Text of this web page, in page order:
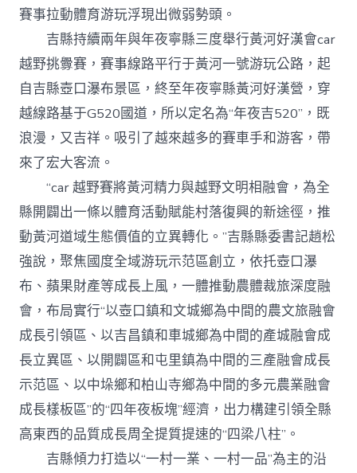
賽事拉動體育游玩浮現出微弱勢頭。
吉縣持續兩年與年夜寧縣三度舉行黃河好漢會car
越野挑釁賽，賽事線路平行于黃河一號游玩公路，起
自吉縣壺口瀑布景區，終至年夜寧縣黃河好漢營，穿
越線路基于G520國道，所以定名為“年夜吉520”，既
浪漫，又吉祥。吸引了越來越多的賽車手和游客，帶
來了宏大客流。
“car 越野賽將黃河精力與越野文明相融會，為全
縣開闢出一條以體育活動賦能村落復興的新途徑，推
動黃河道域生態價值的立異轉化。”吉縣縣委書記趙松
強說，聚焦國度全域游玩示范區創立，依托壺口瀑
布、蘋果財產等成長上風，一體推動農體裁旅深度融
會，布局實行“以壺口鎮和文城鄉為中間的農文旅融會
成長引領區、以吉昌鎮和車城鄉為中間的產城融會成
長立異區、以開闢區和屯里鎮為中間的三產融會成長
示范區、以中垛鄉和柏山寺鄉為中間的多元農業融會
成長樣板區”的“四年夜板塊”經濟，出力構建引領全縣
高東西的品質成長周全提質提速的“四梁八柱”。
吉縣傾力打造以“一村一業、一村一品”為主的沿